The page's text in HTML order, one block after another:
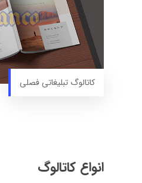
کاتالوگ تبلیغاتی فصلی
انواع کاتالوگ